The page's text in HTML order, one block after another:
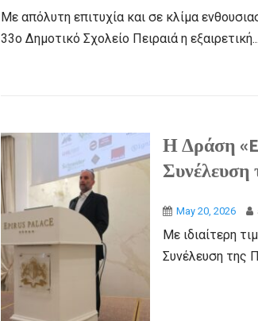
Με απόλυτη επιτυχία και σε κλίμα
33ο Δημοτικό Σχολείο Πειραιά η εξαιρετική...
Η Δράση
May 20, 2026
Με ιδιαίτερη
Συνέλευση της